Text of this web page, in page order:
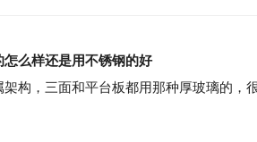
怎么样还是用不锈钢的好
，三面和平台板都用那种厚玻璃的，